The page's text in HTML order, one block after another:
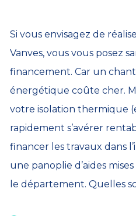
Si vous envisagez de
Vanves, vous vous posez
financement. Car un
énergétique coûte cher.
votre isolation thermique
rapidement s’avérer
financer les travaux dans
une panoplie d’aides
le département. Quelles